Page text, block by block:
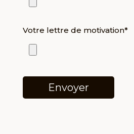
Votre lettre de motivation*